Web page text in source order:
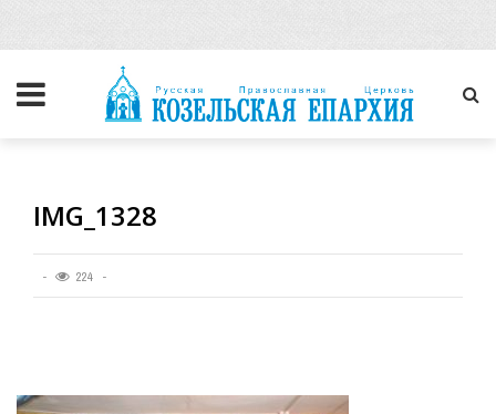
IMG_1328
224